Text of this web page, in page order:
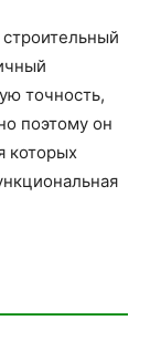
точность,
поэтому он
которых